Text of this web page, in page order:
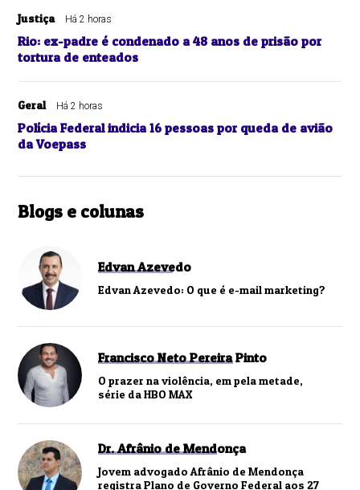
Justiça Há 2 horas
Rio: ex-padre é condenado a 48 anos de prisão por
tortura de enteados
Geral Há 2 horas
Polícia Federal indicia 16 pessoas por queda de avião
da Voepass
Blogs e colunas
Edvan Azevedo
Edvan Azevedo: O que é e-mail marketing?
Francisco Neto Pereira Pinto
O prazer na violência, em pela metade,
série da HBO MAX
Dr. Afrânio de Mendonça
Jovem advogado Afrânio de Mendonça
registra Plano de Governo Federal aos 27